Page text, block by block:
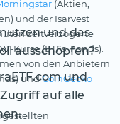
und das
ausschöpfen?
und
auf alle
(Aktien,
und der Isarvest
zeitverzögerte
Kurse (ETFs, Fonds).
von den Anbietern
undCoinGecko